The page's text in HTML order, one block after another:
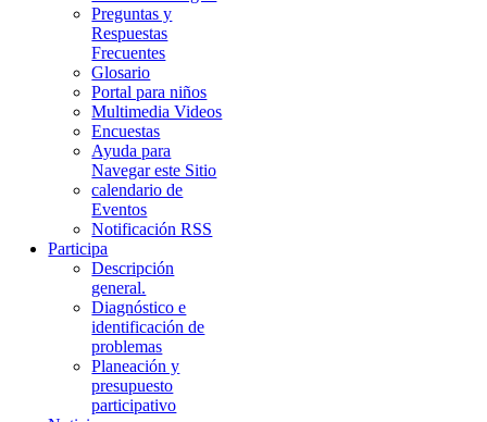
Preguntas y
Respuestas
Frecuentes
Glosario
Portal para niños
Multimedia Videos
Encuestas
Ayuda para
Navegar este Sitio
calendario de
Eventos
Notificación RSS
Participa
Descripción
general.
Diagnóstico e
identificación de
problemas
Planeación y
presupuesto
participativo